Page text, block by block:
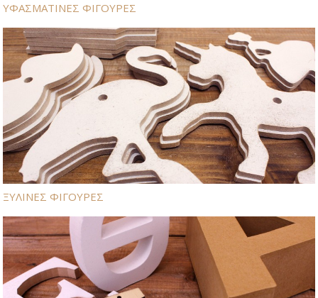
ΥΦΑΣΜΑΤΙΝΕΣ ΦΙΓΟΥΡΕΣ
ΞΥΛΙΝΕΣ ΦΙΓΟΥΡΕΣ